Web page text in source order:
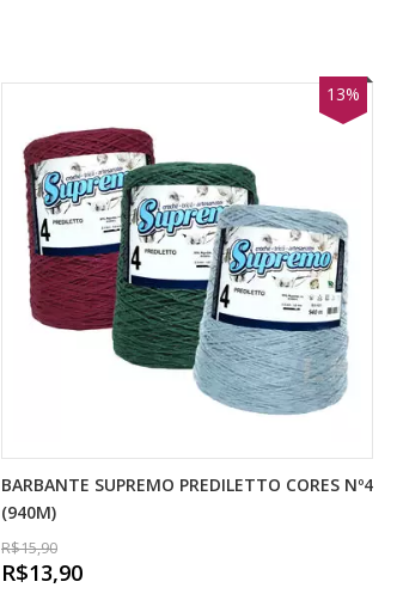
BARBANTE SUPREMO PREDILETTO CORES Nº4
(940M)
R$15,90
R$13,90
13%